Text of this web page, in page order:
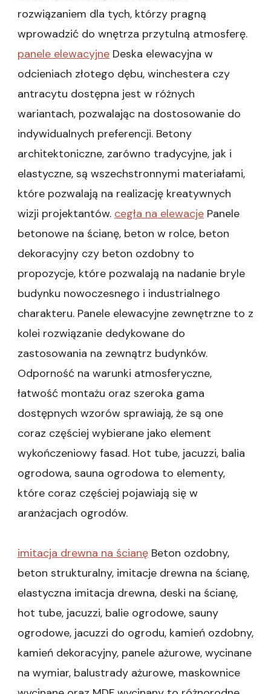
rozwiązaniem dla tych, którzy pragną
wprowadzić do wnętrza przytulną atmosferę.
panele elewacyjne Deska elewacyjna w
odcieniach złotego dębu, winchestera czy
antracytu dostępna jest w różnych
wariantach, pozwalając na dostosowanie do
indywidualnych preferencji. Betony
architektoniczne, zarówno tradycyjne, jak i
elastyczne, są wszechstronnymi materiałami,
które pozwalają na realizację kreatywnych
wizji projektantów. cegła na elewacje Panele
betonowe na ścianę, beton w rolce, beton
dekoracyjny czy beton ozdobny to
propozycje, które pozwalają na nadanie bryle
budynku nowoczesnego i industrialnego
charakteru. Panele elewacyjne zewnętrzne to z
kolei rozwiązanie dedykowane do
zastosowania na zewnątrz budynków.
Odporność na warunki atmosferyczne,
łatwość montażu oraz szeroka gama
dostępnych wzorów sprawiają, że są one
coraz częściej wybierane jako element
wykończeniowy fasad. Hot tube, jacuzzi, balia
ogrodowa, sauna ogrodowa to elementy,
które coraz częściej pojawiają się w
aranżacjach ogrodów.
imitacja drewna na ścianę Beton ozdobny,
beton strukturalny, imitacje drewna na ścianę,
elastyczna imitacja drewna, deski na ścianę,
hot tube, jacuzzi, balie ogrodowe, sauny
ogrodowe, jacuzzi do ogrodu, kamień ozdobny,
kamień dekoracyjny, panele ażurowe, wycinane
na wymiar, balustrady ażurowe, maskownice